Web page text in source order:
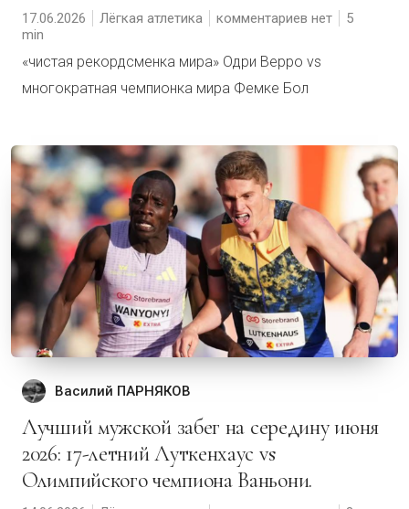
17.06.2026 Лёгкая атлетика комментариев нет 5
«чистая рекордсменка мира» Одри Верро vs
многократная чемпионка мира Фемке Бол
Василий ПАРНЯКОВ
Лучший мужской забег на середину июня
2026: 17-летний Луткенхаус vs
Олимпийского чемпиона Ваньони.